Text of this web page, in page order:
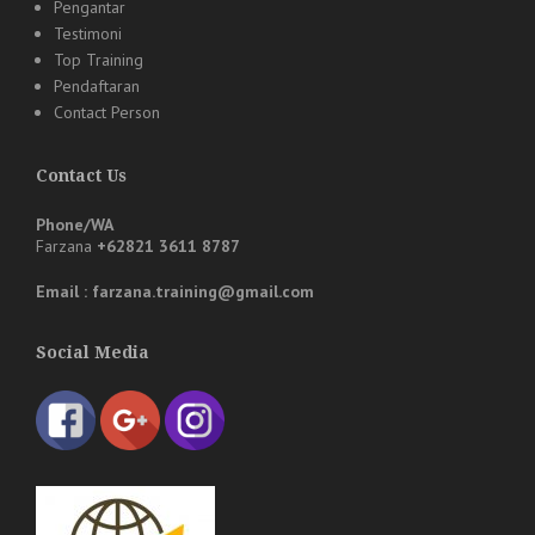
Pengantar
Testimoni
Top Training
Pendaftaran
Contact Person
Contact Us
Phone/WA
Farzana +62821 3611 8787
Email : farzana.training@gmail.com
Social Media